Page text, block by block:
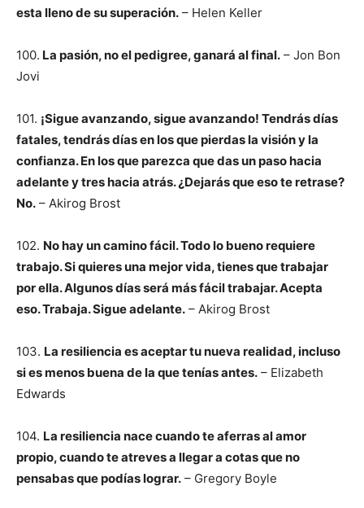
esta lleno de su superación. – Helen Keller
100. La pasión, no el pedigree, ganará al final. – Jon Bon
Jovi
101. ¡Sigue avanzando, sigue avanzando! Tendrás días
fatales, tendrás días en los que pierdas la visión y la
confianza. En los que parezca que das un paso hacia
adelante y tres hacia atrás. ¿Dejarás que eso te retrase?
No. – Akirog Brost
102. No hay un camino fácil. Todo lo bueno requiere
trabajo. Si quieres una mejor vida, tienes que trabajar
por ella. Algunos días será más fácil trabajar. Acepta
eso. Trabaja. Sigue adelante. – Akirog Brost
103. La resiliencia es aceptar tu nueva realidad, incluso
si es menos buena de la que tenías antes. – Elizabeth
Edwards
104. La resiliencia nace cuando te aferras al amor
propio, cuando te atreves a llegar a cotas que no
pensabas que podías lograr. – Gregory Boyle